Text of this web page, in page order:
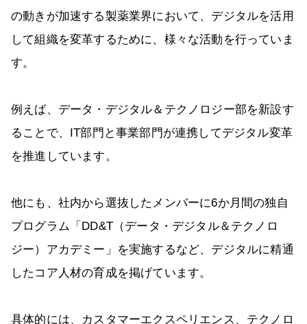
の動きが加速する製薬業界において、デジタルを活用
して組織を変革するために、様々な活動を行っていま
す。
例えば、データ・デジタル＆テクノロジー部を新設す
ることで、IT部門と事業部門が連携してデジタル変革
を推進しています。
他にも、社内から選抜したメンバーに6か月間の独自
プログラム「DD&T（データ・デジタル＆テクノロ
ジー）アカデミー」を実施するなど、デジタルに精通
したコア人材の育成を掲げています。
具体的には、カスタマーエクスペリエンス、テクノロ